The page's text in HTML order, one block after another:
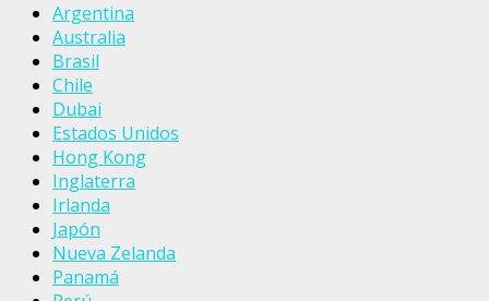
Argentina
Australia
Brasil
Chile
Dubai
Estados Unidos
Hong Kong
Inglaterra
Irlanda
Japón
Nueva Zelanda
Panamá